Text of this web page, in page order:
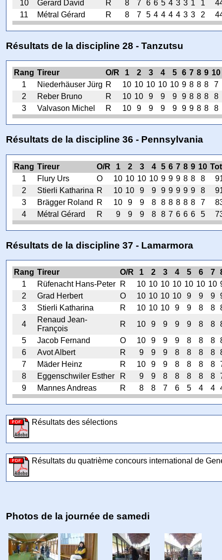
10 Gerard David R 8 7 6 6 5 4 3 3 1 1
11
Métral Gérard R 8 7 5 4 4 4 4 3 3 2
Résultats de la discipline 28 - Tanzutsu
Rang Tireur O/R 1 2 3 4 5 6 7 8 9 10
1
Niederhäuser Jürg R 10 10 10 10 10 9 8 8 8
7
2
Reber Bruno R 10 10 9 9 9 9 8 8 8
8
3
Valvason Michel R 10 9 9 9 9 9 9 8 8 8
Résultats de la discipline 36 - Pennsylvania
Rang Tireur O/R 1 2 3 4 5 6 7 8 9 10
1
Flury Urs O 10 10 10 10 9 9 9 8 8 8
2
Stierli Katharina R 10 10 9 9 9 9 9 9 9 8
3
Brägger Roland R 10 9 9 8 8 8 8 8 8 7
4
Métral Gérard R 9 9 9 8 8 7 6 6 6 5
Résultats de la discipline 37 - Lamarmora
Rang Tireur O/R 1 2 3 4 5 6 7
1
Rüfenacht Hans-Peter R 10 10 10 10 10 10 10
2
Grad Herbert O 10 10 10 10 9 9 9
3
Stierli Katharina R 10 10 10 9 9 8 8
4
Renaud Jean-
François
R 10 9 9 9 9 8 8
5
Jacob Fernand O 10 9 9 9 8 8 8
6
Avot Albert R 9 9 9 8 8 8 8
7
Mäder Heinz R 10 9 9 8 8 8 8
8
Eggenschwiler Esther R 9 9 8 8 8 8 8
9
Mannes Andreas R 8 8 7 6 5 4 4
Résultats des sélections
Résultats du quatrième concours international de
Photos de la journée de samedi